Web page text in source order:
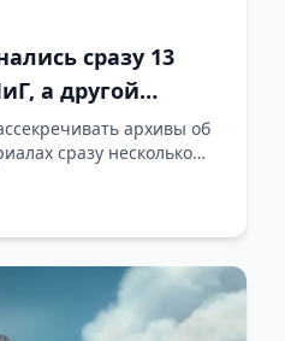
сразу 13
а другой
на звездуархивы об
сразу несколько
появились в